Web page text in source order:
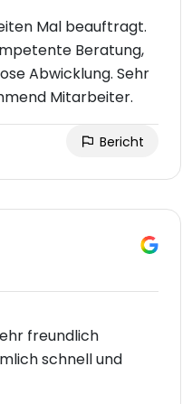
Mal beauftragt.
Beratung,
Abwicklung. Sehr
Mitarbeiter.
Bericht
freundlich
schnell und